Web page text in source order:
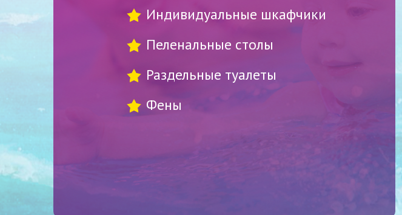
Индивидуальные шкафчики
Пеленальные столы
Раздельные туалеты
Фены